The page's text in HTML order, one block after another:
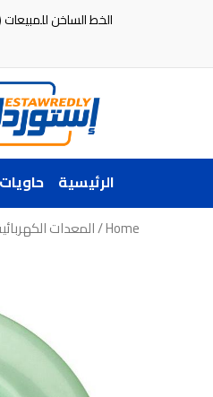
الخط الساخن للمبيعات
الرئيسية
Home
/المعدات